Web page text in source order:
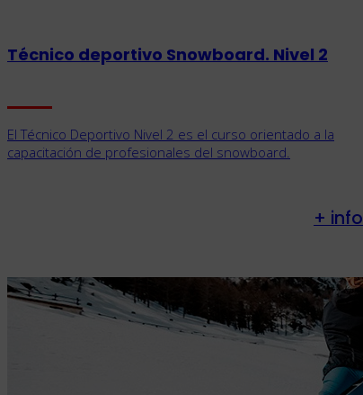
Técnico deportivo Snowboard. Nivel 2
El Técnico Deportivo Nivel 2 es el curso orientado a la
capacitación de profesionales del snowboard.
+ info